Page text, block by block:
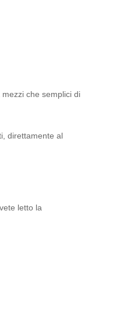
che semplici di
direttamente al
letto la